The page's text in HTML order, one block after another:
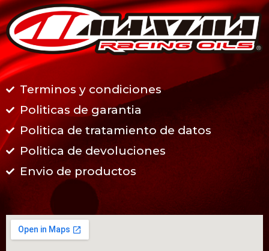
Terminos y condiciones
Politicas de garantia
Politica de tratamiento de datos
Politica de devoluciones
Envio de productos